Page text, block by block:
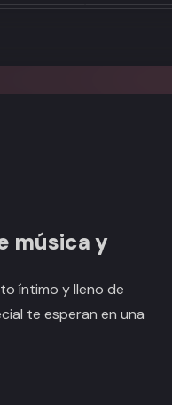
música y
íntimo y lleno de
te esperan en una